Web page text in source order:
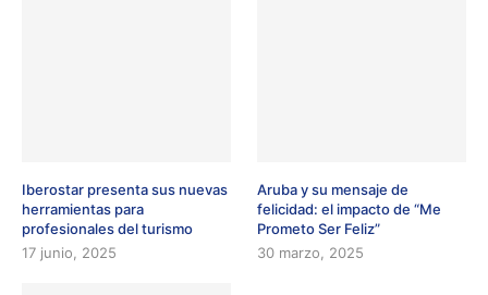
Iberostar presenta sus nuevas
herramientas para
profesionales del turismo
17 junio, 2025
Aruba y su mensaje de
felicidad: el impacto de “Me
Prometo Ser Feliz”
30 marzo, 2025